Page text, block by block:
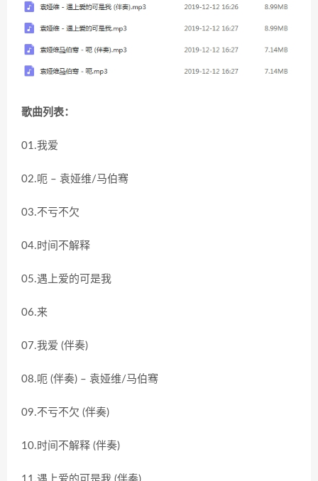
歌曲列表：
01.我爱
02.呃 – 袁娅维/马伯骞
03.不亏不欠
04.时间不解释
05.遇上爱的可是我
06.来
07.我爱 (伴奏)
08.呃 (伴奏) – 袁娅维/马伯骞
09.不亏不欠 (伴奏)
10.时间不解释 (伴奏)